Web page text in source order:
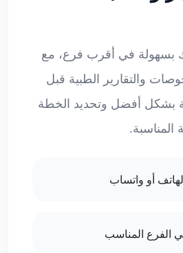
بسهولة في أقرب فرع، مع
والتقارير الطبية قبل
بشكل أفضل وتحديد الخطة
المناسبة.
أو واتساب
المناسب